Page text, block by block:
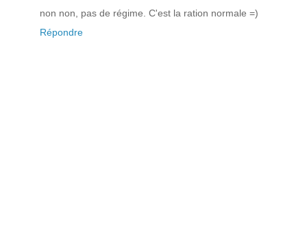
non non, pas de régime. C'est la ration normale =)
Répondre